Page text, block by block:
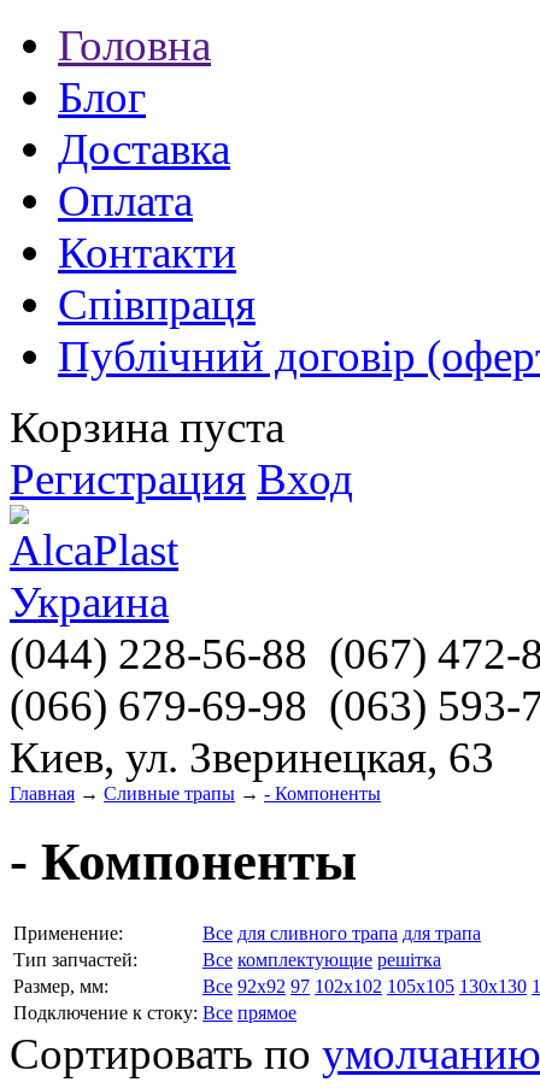
Головна
Блог
Доставка
Оплата
Контакти
Співпраця
Публічний договір
Корзина пуста
Регистрация Вход
(044) 228-56-88 (067) 472-
(066) 679-69-98 (063) 593-
Киев, ул. Зверинецкая, 63
Главная → Сливные трапы → - Компоненты
- Компоненты
Применение: Все для сливного трапа для трапа
Тип запчастей:
Все комплектующие решітка
Размер, мм:
Все 92х92 97 102х102 105х105 130х130
Подключение к стоку: Все прямое
Сортировать по умолчанию